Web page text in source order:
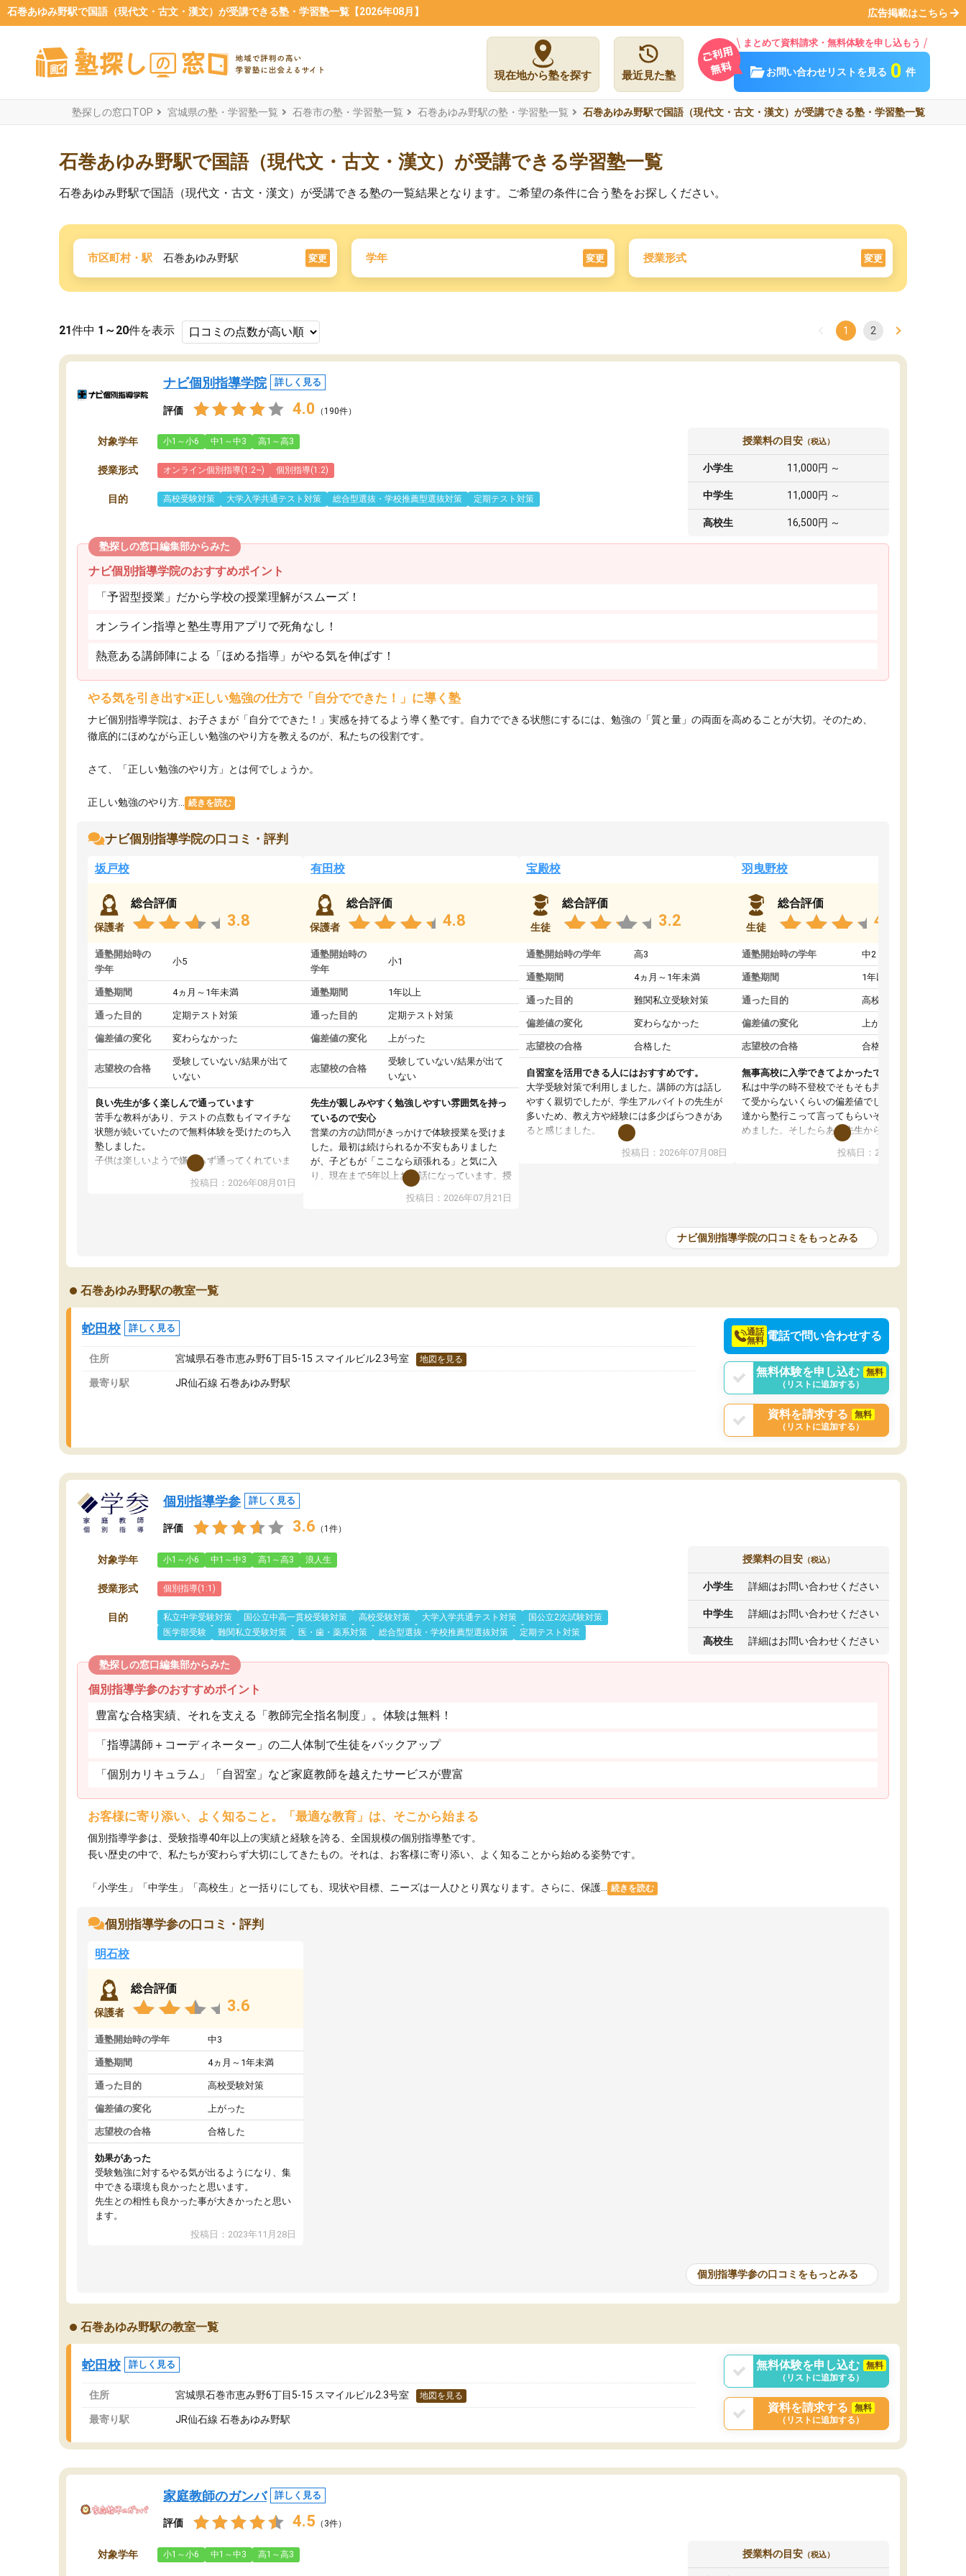
石巻あゆみ野駅で国語（現代文・古文・漢文）が受講できる塾・学習塾一覧【2026年08月】 広告掲載はこちら
現在地から塾を探す 最近見た塾
まとめて資料請求・無料体験を申し込もう
お問い合わせリストを見る 0 件
塾探しの窓口TOP 宮城県の塾・学習塾一覧 石巻市の塾・学習塾一覧 石巻あゆみ野駅の塾・学習塾一覧 石巻あゆみ野駅で国語（現代文・古文・漢文）が受講できる塾・学習塾一覧
石巻あゆみ野駅で国語（現代文・古文・漢文）が受講できる学習塾一覧
石巻あゆみ野駅で国語（現代文・古文・漢文）が受講できる塾の一覧結果となります。ご希望の条件に合う塾をお探しください。
市区町村・駅 石巻あゆみ野駅 変更 学年 変更 授業形式 変更
21件中 1～20件を表示 1 2
ナビ個別指導学院 詳しく見る
評価 4.0 （190件）
対象学年 小1～小6 中1～中3 高1～高3
授業形式 オンライン個別指導(1:2~) 個別指導(1:2)
目的 高校受験対策 大学入学共通テスト対策 総合型選抜・学校推薦型選抜対策 定期テスト対策
授業料の目安 （税込）
小学生 11,000円 ～
中学生 11,000円 ～
高校生 16,500円 ～
塾探しの窓口編集部からみた
ナビ個別指導学院のおすすめポイント
「予習型授業」だから学校の授業理解がスムーズ！
オンライン指導と塾生専用アプリで死角なし！
熱意ある講師陣による「ほめる指導」がやる気を伸ばす！
やる気を引き出す×正しい勉強の仕方で「自分でできた！」に導く塾
ナビ個別指導学院は、お子さまが「自分でできた！」実感を持てるよう導く塾です。自力でできる状態にするには、勉強の「質と量」の両面を高めることが大切。そのため、
徹底的にほめながら正しい勉強のやり方を教えるのが、私たちの役割です。
さて、「正しい勉強のやり方」とは何でしょうか。
正しい勉強のやり方... 続きを読む
ナビ個別指導学院の口コミ・評判
坂戸校
保護者
総合評価
3.8
通塾開始時の
学年
小5
通塾期間 4ヵ月～1年未満
通った目的 定期テスト対策
偏差値の変化 変わらなかった
志望校の合格
受験していない/結果が出て
いない
良い先生が多く楽しんで通っています
苦手な教科があり、テストの点数もイマイチな
状態が続いていたので無料体験を受けたのち入
塾しました。
子供は楽しいようで嫌がらず通ってくれていま
先生は良い方が多く、いつも笑顔で対応して頂
ングを利用または路上駐車をするしかない点が
投稿日：2026年08月01日
有田校
保護者
総合評価
4.8
通塾開始時の
学年
小1
通塾期間 1年以上
通った目的 定期テスト対策
偏差値の変化 上がった
志望校の合格
受験していない/結果が出て
いない
先生が親しみやすく勉強しやすい雰囲気を持っ
ているので安心
営業の方の訪問がきっかけで体験授業を受けま
した。最初は続けられるか不安もありました
が、子どもが「ここなら頑張れる」と気に入
り、現在まで5年以上お世話になっています。授
業はとても分かりやすく、学校とは違った解き
方や、子どもに合った覚え方・考え方を丁寧に
お世話になりたいと思える塾です。
投稿日：2026年07月21日
宝殿校
生徒
総合評価
3.2
通塾開始時の学年 高3
通塾期間 4ヵ月～1年未満
通った目的 難関私立受験対策
偏差値の変化 変わらなかった
志望校の合格 合格した
自習室を活用できる人にはおすすめです。
大学受験対策で利用しました。講師の方は話し
やすく親切でしたが、学生アルバイトの先生が
多いため、教え方や経験には多少ばらつきがあ
ると感じました。
授業はホワイトボードを使って説明してくれる
教室全体としては小学生や中学生の利用者が多
投稿日：2026年07月08日
羽曳野校
生徒
総合評価
4.6
通塾開始時の学年 中2
通塾期間 1年以上
通った目的 高校受験対策
偏差値の変化 上がった
志望校の合格 合格した
無事高校に入学できてよかったです。
私は中学の時不登校でそもそも共学の高校なん
て受からないくらいの偏差値でした。ある日友
達から塾行こって言ってもらいそこから通い始
めました。そしたらある先生から学ぶ楽しさを
教えていただき勉強などして無かったのに自主
室で勉強するくらいハマりました。私の担当の
投稿日：2026年07月01日
ナビ個別指導学院の口コミをもっとみる
石巻あゆみ野駅の教室一覧
蛇田校 詳しく見る
住所 宮城県石巻市恵み野6丁目5-15 スマイルビル2.3号室 地図を見る
最寄り駅 JR仙石線 石巻あゆみ野駅
通話
無料 電話で問い合わせする
無料体験を申し込む
無料
（リストに追加する）
資料を請求する
無料
（リストに追加する）
個別指導学参 詳しく見る
評価 3.6 （1件）
対象学年 小1～小6 中1～中3 高1～高3 浪人生
授業形式 個別指導(1:1)
目的 私立中学受験対策 国公立中高一貫校受験対策 高校受験対策 大学入学共通テスト対策
国公立2次試験対策
医学部受験
難関私立受験対策 医・歯・薬系対策 総合型選抜・学校推薦型選抜対策 定期テスト対策
授業料の目安 （税込）
小学生 詳細はお問い合わせください
中学生 詳細はお問い合わせください
高校生 詳細はお問い合わせください
塾探しの窓口編集部からみた
個別指導学参のおすすめポイント
豊富な合格実績、それを支える「教師完全指名制度」。体験は無料！
「指導講師＋コーディネーター」の二人体制で生徒をバックアップ
「個別カリキュラム」「自習室」など家庭教師を越えたサービスが豊富
お客様に寄り添い、よく知ること。「最適な教育」は、そこから始まる
個別指導学参は、受験指導40年以上の実績と経験を誇る、全国規模の個別指導塾です。
長い歴史の中で、私たちが変わらず大切にしてきたもの。それは、お客様に寄り添い、よく知ることから始める姿勢です。
「小学生」「中学生」「高校生」と一括りにしても、現状や目標、ニーズは一人ひとり異なります。さらに、保護... 続きを読む
個別指導学参の口コミ・評判
明石校
保護者
総合評価
3.6
通塾開始時の学年 中3
通塾期間 4ヵ月～1年未満
通った目的 高校受験対策
偏差値の変化 上がった
志望校の合格 合格した
効果があった
受験勉強に対するやる気が出るようになり、集
中できる環境も良かったと思います。
先生との相性も良かった事が大きかったと思い
ます。
投稿日：2023年11月28日
個別指導学参の口コミをもっとみる
石巻あゆみ野駅の教室一覧
蛇田校 詳しく見る
住所 宮城県石巻市恵み野6丁目5-15 スマイルビル2.3号室 地図を見る
最寄り駅 JR仙石線 石巻あゆみ野駅
無料体験を申し込む
無料
（リストに追加する）
資料を請求する
無料
（リストに追加する）
家庭教師のガンバ 詳しく見る
評価 4.5 （3件）
対象学年 小1～小6 中1～中3 高1～高3 授業料の目安 （税込）